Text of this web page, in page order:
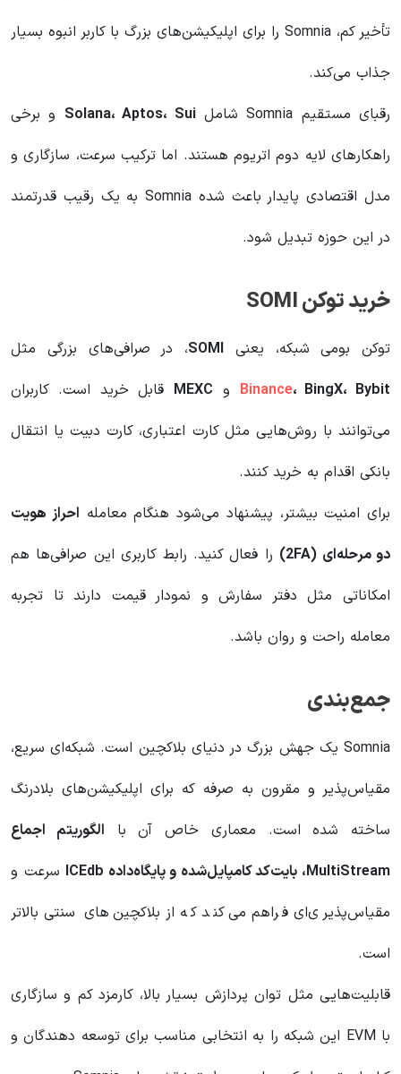
تأخیر کم، Somnia را برای اپلیکیشن‌های بزرگ با کاربر انبوه بسیار
جذاب می‌کند.
رقبای مستقیم Somnia شامل
Solana، Aptos، Sui و برخی
راهکارهای لایه دوم اتریوم هستند. اما ترکیب سرعت، سازگاری و
مدل اقتصادی پایدار باعث شده Somnia به یک رقیب قدرتمند
در این حوزه تبدیل شود.
خرید توکن SOMI
توکن بومی شبکه، یعنی SOMI، در صرافی‌های بزرگی مثل
Binance، BingX، Bybit و MEXC قابل خرید است. کاربران
می‌توانند با روش‌هایی مثل کارت اعتباری، کارت دبیت یا انتقال
بانکی اقدام به خرید کنند.
برای امنیت بیشتر، پیشنهاد می‌شود هنگام معامله احراز هویت
دو مرحله‌ای (2FA)
را فعال کنید. رابط کاربری این صرافی‌ها هم
امکاناتی مثل دفتر سفارش و نمودار قیمت دارند تا تجربه
معامله راحت و روان باشد.
جمع‌بندی
Somnia یک جهش بزرگ در دنیای بلاکچین است. شبکه‌ای سریع،
مقیاس‌پذیر و مقرون‌ به‌ صرفه که برای اپلیکیشن‌های بلادرنگ
ساخته شده است. معماری خاص آن با الگوریتم اجماع
MultiStream، بایت‌کد کامپایل‌شده و پایگاه‌داده ICEdb
سرعت و
مقیاس‌پذیری‌ای فراهم می‌کند که از بلاکچین‌های سنتی بالاتر
است.
قابلیت‌هایی مثل توان پردازش بسیار بالا، کارمزد کم و سازگاری
با EVM این شبکه را به انتخابی مناسب برای توسعه‌ دهندگان و